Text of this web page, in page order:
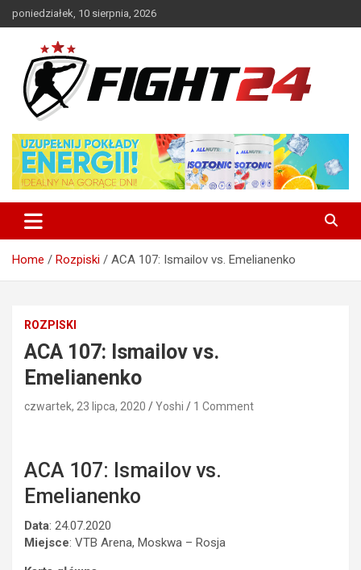
to
poniedziałek, 10 sierpnia, 2026
FIGHT24.PL – MMA i K-1, UFC
Home Rozpiski ACA 107: Ismailov vs. Emelianenko
ROZPISKI
ACA 107: Ismailov vs.
Emelianenko
czwartek, 23 lipca, 2020 Yoshi 1 Comment
ACA 107: Ismailov vs.
Emelianenko
Data: 24.07.2020
Miejsce: VTB Arena, Moskwa – Rosja